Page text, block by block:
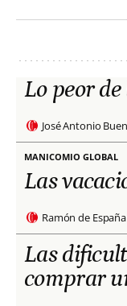
Lo peor
José Antonio
MANICOMIO GLOBAL
Las
Ramón de España
Las
comprar